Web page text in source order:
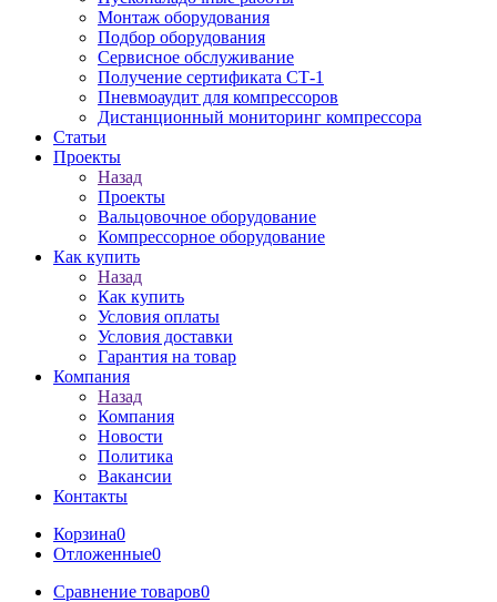
Монтаж оборудования
Подбор оборудования
Сервисное обслуживание
Получение сертификата СТ-1
Пневмоаудит для компрессоров
Дистанционный мониторинг компрессора
Статьи
Проекты
Назад
Проекты
Вальцовочное оборудование
Компрессорное оборудование
Как купить
Назад
Как купить
Условия оплаты
Условия доставки
Гарантия на товар
Компания
Назад
Компания
Новости
Политика
Вакансии
Контакты
Корзина0
Отложенные0
Сравнение товаров0